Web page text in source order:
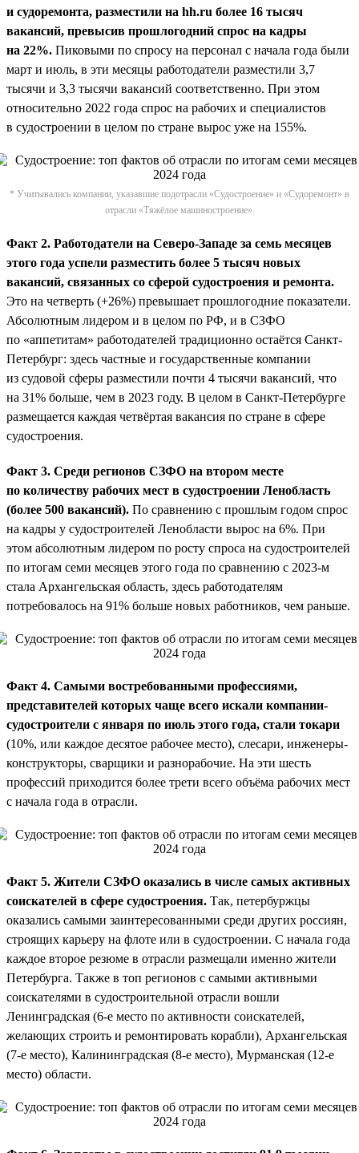
и судоремонта, разместили на hh.ru более 16 тысяч
вакансий, превысив прошлогодний спрос на кадры
на 22%. Пиковыми по спросу на персонал с начала года были
март и июль, в эти месяцы работодатели разместили 3,7
тысячи и 3,3 тысячи вакансий соответственно. При этом
относительно 2022 года спрос на рабочих и специалистов
в судостроении в целом по стране вырос уже на 155%.
* Учитывались компании, указавшие подотрасли «Судостроение» и «Судоремонт» в
отрасли «Тяжёлое машиностроение».
Факт 2. Работодатели на Северо-Западе за семь месяцев
этого года успели разместить более 5 тысяч новых
вакансий, связанных со сферой судостроения и ремонта.
Это на четверть (+26%) превышает прошлогодние показатели.
Абсолютным лидером и в целом по РФ, и в СЗФО
по «аппетитам» работодателей традиционно остаётся Санкт-
Петербург: здесь частные и государственные компании
из судовой сферы разместили почти 4 тысячи вакансий, что
на 31% больше, чем в 2023 году. В целом в Санкт-Петербурге
размещается каждая четвёртая вакансия по стране в сфере
судостроения.
Факт 3. Среди регионов СЗФО на втором месте
по количеству рабочих мест в судостроении Ленобласть
(более 500 вакансий). По сравнению с прошлым годом спрос
на кадры у судостроителей Ленобласти вырос на 6%. При
этом абсолютным лидером по росту спроса на судостроителей
по итогам семи месяцев этого года по сравнению с 2023-м
стала Архангельская область, здесь работодателям
потребовалось на 91% больше новых работников, чем раньше.
Факт 4. Самыми востребованными профессиями,
представителей которых чаще всего искали компании-
судостроители с января по июль этого года, стали токари
(10%, или каждое десятое рабочее место), слесари, инженеры-
конструкторы, сварщики и разнорабочие. На эти шесть
профессий приходится более трети всего объёма рабочих мест
с начала года в отрасли.
Факт 5. Жители СЗФО оказались в числе самых активных
соискателей в сфере судостроения. Так, петербуржцы
оказались самыми заинтересованными среди других россиян,
строящих карьеру на флоте или в судостроении. С начала года
каждое второе резюме в отрасли размещали именно жители
Петербурга. Также в топ регионов с самыми активными
соискателями в судостроительной отрасли вошли
Ленинградская (6-е место по активности соискателей,
желающих строить и ремонтировать корабли), Архангельская
(7-е место), Калининградская (8-е место), Мурманская (12-е
место) области.